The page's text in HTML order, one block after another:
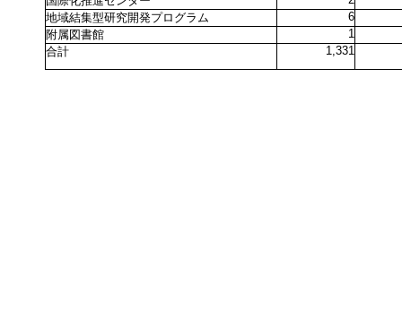
地域結集型研究開発プログラム
6
附属図書館
1
合計
1,331